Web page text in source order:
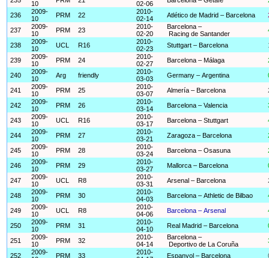
10
02-06
236
2009-
10
PRM 22
2010-
02-14
Atlético de Madrid – Barcelona
237
2009-
10
PRM 23
2010-
02-20
Barcelona –
Racing de Santander
238
2009-
10
UCL R16
2010-
02-23
Stuttgart – Barcelona
239
2009-
10
PRM 24
2010-
02-27
Barcelona – Málaga
240
2009-
10
Arg friendly
2010-
03-03
Germany – Argentina
241
2009-
10
PRM 25
2010-
03-07
Almería – Barcelona
242
2009-
10
PRM 26
2010-
03-14
Barcelona – Valencia
243
2009-
10
UCL R16
2010-
03-17
Barcelona – Stuttgart
244
2009-
10
PRM 27
2010-
03-21
Zaragoza – Barcelona
245
2009-
10
PRM 28
2010-
03-24
Barcelona – Osasuna
246
2009-
10
PRM 29
2010-
03-27
Mallorca – Barcelona
247
2009-
10
UCL R8
2010-
03-31
Arsenal – Barcelona
248
2009-
10
PRM 30
2010-
04-03
Barcelona – Athletic de Bilbao
249
2009-
10
UCL R8
2010-
04-06
Barcelona – Arsenal
250
2009-
10
PRM 31
2010-
04-10
Real Madrid – Barcelona
251
2009-
10
PRM 32
2010-
04-14
Barcelona –
Deportivo de La Coruña
252
2009-
PRM 33
2010-
Espanyol – Barcelona